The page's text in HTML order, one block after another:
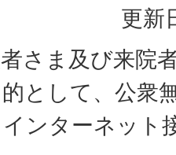
更新
さま及び来院
として、公衆
ンターネット